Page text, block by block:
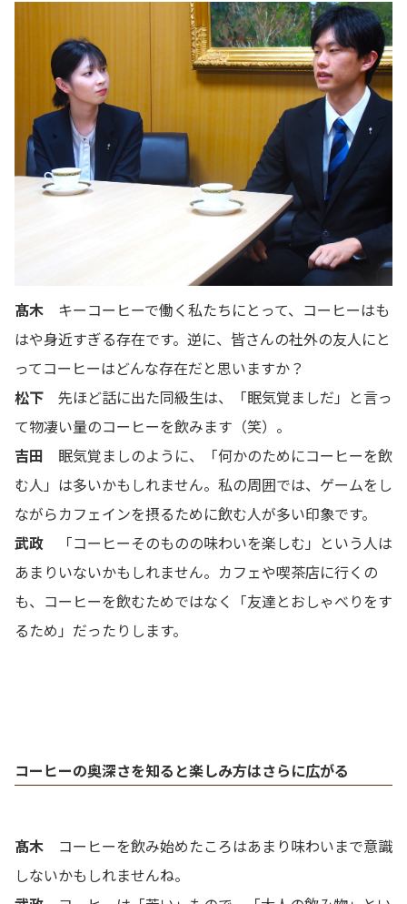
髙木 キーコーヒーで働く私たちにとって、コーヒーはも
はや身近すぎる存在です。逆に、皆さんの社外の友人にと
ってコーヒーはどんな存在だと思いますか？
松下 先ほど話に出た同級生は、「眠気覚ましだ」と言っ
て物凄い量のコーヒーを飲みます（笑）。
吉田 眠気覚ましのように、「何かのためにコーヒーを飲
む人」は多いかもしれません。私の周囲では、ゲームをし
ながらカフェインを摂るために飲む人が多い印象です。
武政 「コーヒーそのものの味わいを楽しむ」という人は
あまりいないかもしれません。カフェや喫茶店に行くの
も、コーヒーを飲むためではなく「友達とおしゃべりをす
るため」だったりします。
コーヒーの奥深さを知ると楽しみ方はさらに広がる
髙木 コーヒーを飲み始めたころはあまり味わいまで意識
しないかもしれませんね。